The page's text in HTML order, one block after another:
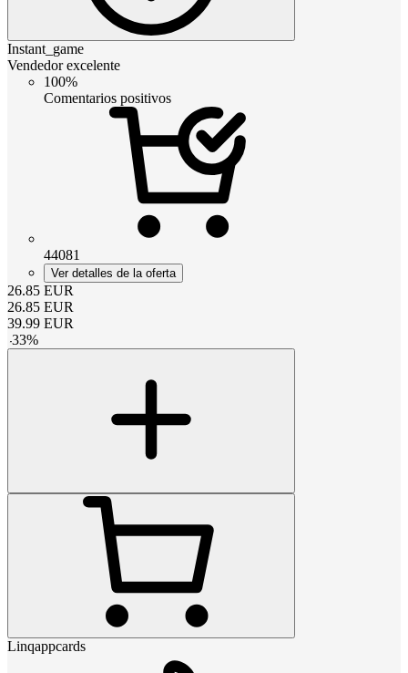
Instant_game
Vendedor excelente
100%
Comentarios positivos
44081
Ver detalles de la oferta
26.85 EUR
26.85 EUR
39.99 EUR
-33%
Linqappcards